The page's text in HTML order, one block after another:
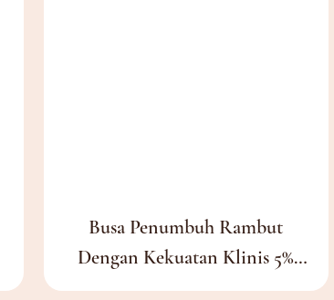
Busa Penumbuh Rambut
Dengan Kekuatan Klinis 5%
Minoxidil & Biotin – Unisex,